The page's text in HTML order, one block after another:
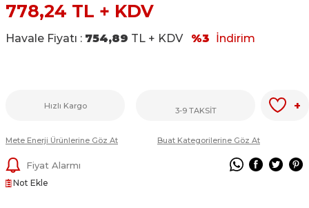
778,24 TL + KDV
Havale Fiyatı : 754,89 TL + KDV %3 İndirim
Hızlı Kargo 3-9 TAKSİT +
Mete Enerji Ürünlerine Göz At Buat Kategorilerine Göz At
Fiyat Alarmı
Not Ekle